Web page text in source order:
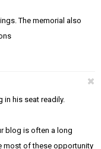
The memorial also
in his seat readily.
blog is often a long
most of these opportunity